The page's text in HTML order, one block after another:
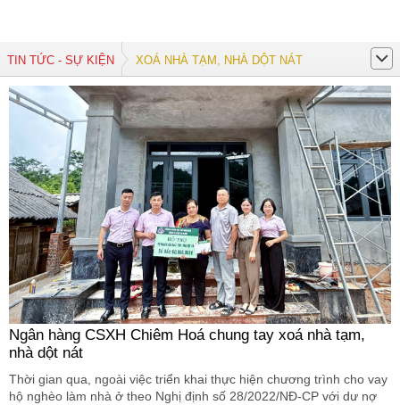
TIN TỨC - SỰ KIỆN XOÁ NHÀ TẠM, NHÀ DỘT NÁT
Ngân hàng CSXH Chiêm Hoá chung tay xoá nhà tạm,
nhà dột nát
Thời gian qua, ngoài việc triển khai thực hiện chương trình cho vay
hộ nghèo làm nhà ở theo Nghị định số 28/2022/NĐ-CP với dư nợ